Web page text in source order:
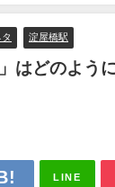
淀屋橋駅
はどのよう
LINE